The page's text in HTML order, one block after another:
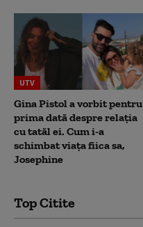
UTV
Gina Pistol a vorbit pentru
prima dată despre relația
cu tatăl ei. Cum i-a
schimbat viața fiica sa,
Josephine
Top Citite